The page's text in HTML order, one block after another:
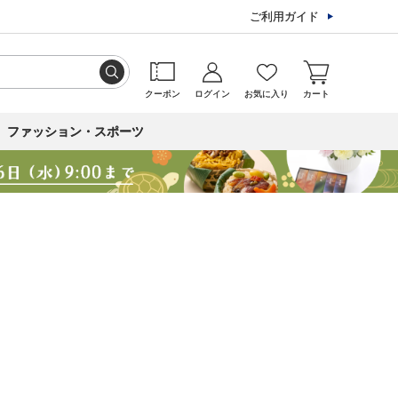
ご利用ガイド
クーポン ログイン お気に入り カート
ファッション・スポーツ